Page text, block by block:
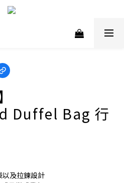
Duffel Bag 行
及拉鍊設計